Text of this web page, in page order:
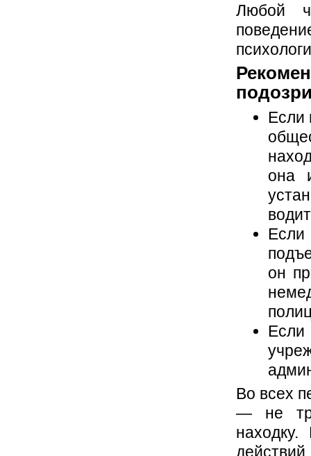
Любой
Если
она
он
Во всех
— не
находку.